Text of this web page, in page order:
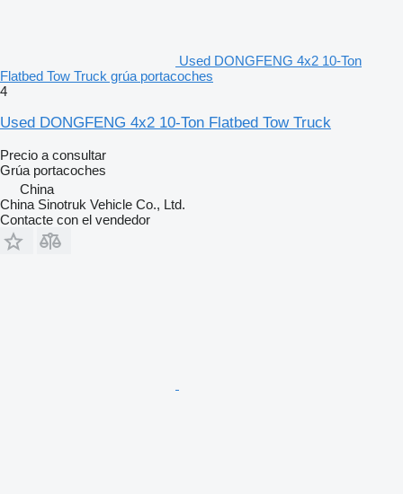
Used DONGFENG 4x2 10-Ton
Flatbed Tow Truck grúa portacoches
4
Used DONGFENG 4x2 10-Ton Flatbed Tow Truck
Precio a consultar
Grúa portacoches
China
China Sinotruk Vehicle Co., Ltd.
Contacte con el vendedor